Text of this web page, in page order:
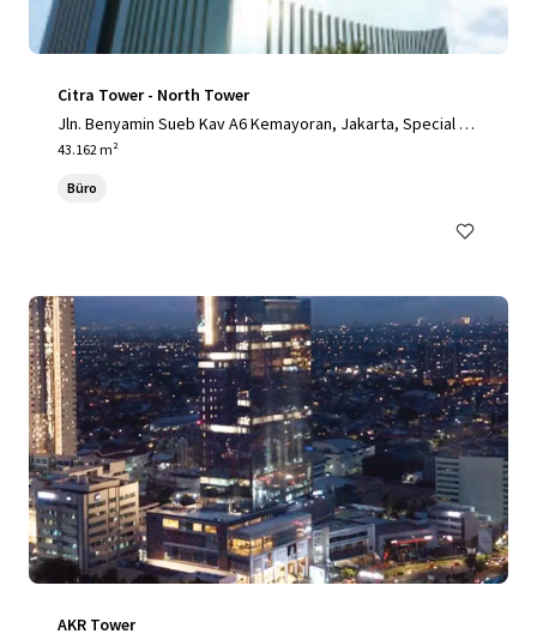
Citra Tower - North Tower
Jln. Benyamin Sueb Kav A6 Kemayoran, Jakarta, Special Ca
pital Region of Jakarta, 14410, ID
43.162 m²
Büro
AKR Tower